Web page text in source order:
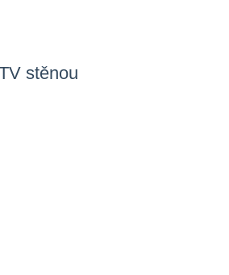
stěnou